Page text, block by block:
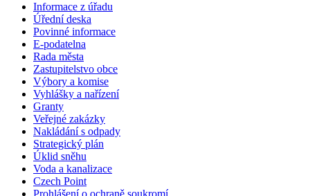
Informace z úřadu
Úřední deska
Povinné informace
E-podatelna
Rada města
Zastupitelstvo obce
Výbory a komise
Vyhlášky a nařízení
Granty
Veřejné zakázky
Nakládání s odpady
Strategický plán
Úklid sněhu
Voda a kanalizace
Czech Point
Prohlášení o ochraně soukromí